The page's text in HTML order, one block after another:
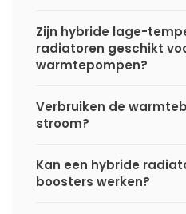
Zijn hybride lage-
radiatoren geschikt
warmtepompen?
Verbruiken de
stroom?
Kan een hybride
boosters werken?